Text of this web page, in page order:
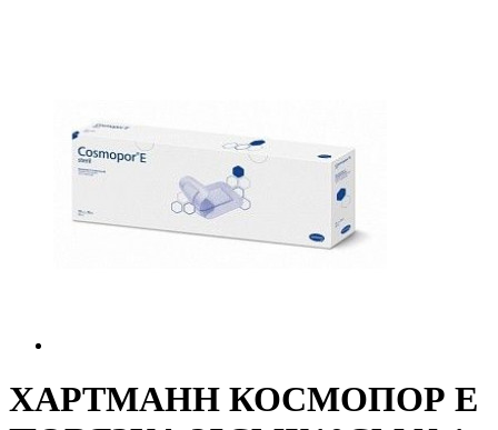
ХАРТМАНН КОСМОПОР Е